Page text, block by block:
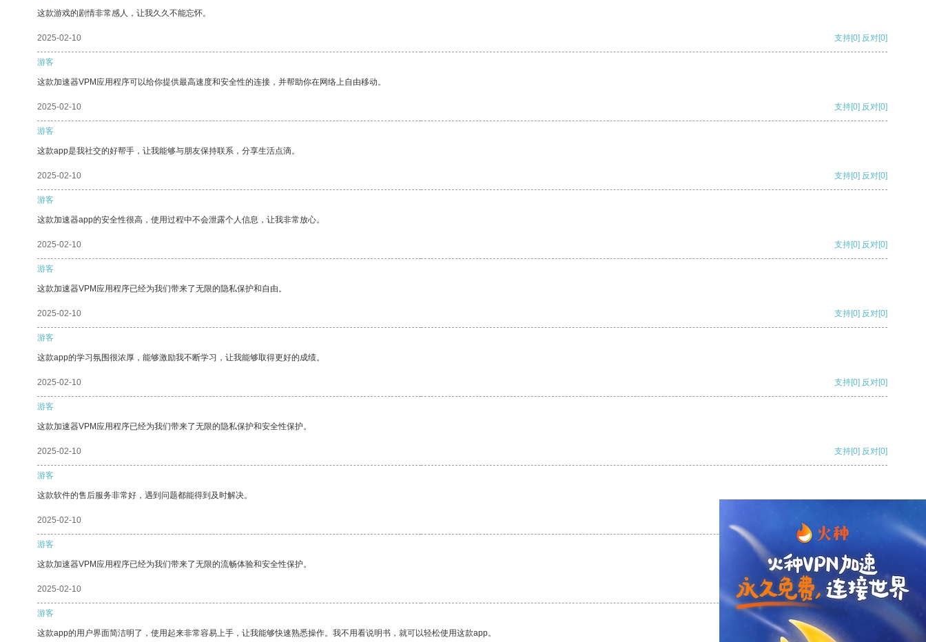
这款游戏的剧情非常感人，让我久久不能忘怀。
2025-02-10 支持[0] 反对[0]
游客
这款加速器VPM应用程序可以给你提供最高速度和安全性的连接，并帮助你在网络上自由移动。
2025-02-10 支持[0] 反对[0]
游客
这款app是我社交的好帮手，让我能够与朋友保持联系，分享生活点滴。
2025-02-10 支持[0] 反对[0]
游客
这款加速器app的安全性很高，使用过程中不会泄露个人信息，让我非常放心。
2025-02-10 支持[0] 反对[0]
游客
这款加速器VPM应用程序已经为我们带来了无限的隐私保护和自由。
2025-02-10 支持[0] 反对[0]
游客
这款app的学习氛围很浓厚，能够激励我不断学习，让我能够取得更好的成绩。
2025-02-10 支持[0] 反对[0]
游客
这款加速器VPM应用程序已经为我们带来了无限的隐私保护和安全性保护。
2025-02-10 支持[0] 反对[0]
游客
这款软件的售后服务非常好，遇到问题都能得到及时解决。
2025-02-10
游客
这款加速器VPM应用程序已经为我们带来了无限的流畅体验和安全性保护。
2025-02-10 支持 [0] 反对[0]
游客
这款app的用户界面简洁明了，使用起来非常容易上手，让我能够快速熟悉操作。我不用看说明书，就可以轻松使用这款app。